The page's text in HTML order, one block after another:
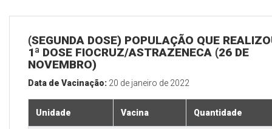
(SEGUNDA DOSE) POPULAÇÃO QUE
1ª DOSE FIOCRUZ/ASTRAZENECA (26 DE
NOVEMBRO)
Data de Vacinação: 20 de janeiro de 2022
Unidade Vacina Quantidade